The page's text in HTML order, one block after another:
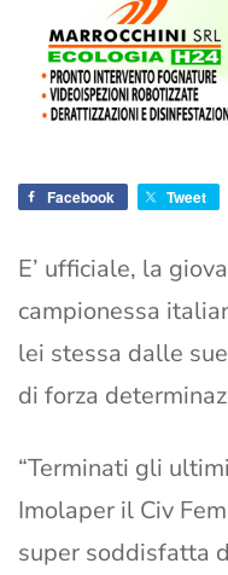
Facebook Tweet
E’ ufficiale, la
campionessa
lei stessa dalle
di forza
“Terminati gli
Imolaper il Civ
super soddisfatta